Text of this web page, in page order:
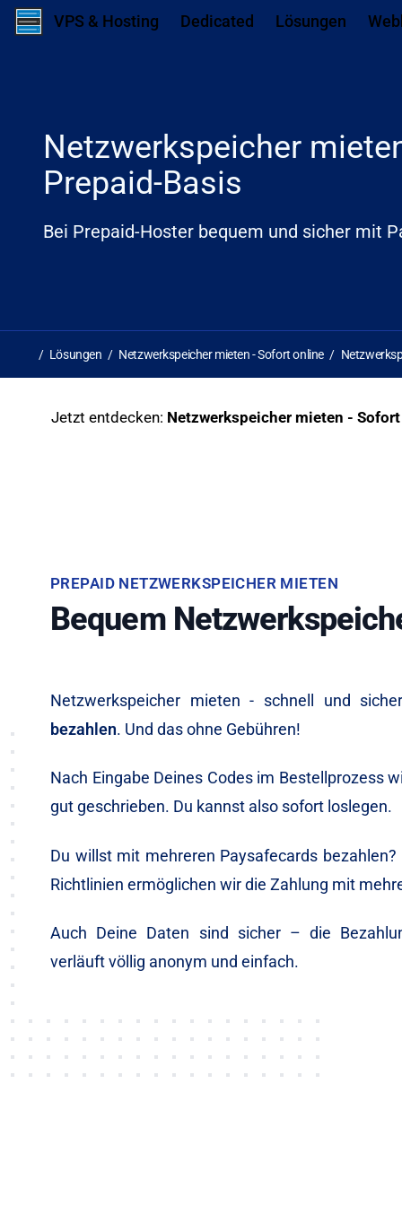
Zum Inhalt springen Zum ersten Navigationslink springen
VPS & Hosting Dedicated Lösungen
Netzwerkspeicher
Prepaid-Basis
Bei Prepaid-Hoster bequem und sicher mit
Lösungen Netzwerkspeicher mieten - Sofort online
Jetzt entdecken: Netzwerkspeicher mieten -
PREPAID NETZWERKSPEICHER MIETEN
Bequem
Netzwerkspeicher mieten - schnell und
bezahlen. Und das ohne Gebühren!
Nach Eingabe Deines Codes im Bestellprozess
gut geschrieben. Du kannst also sofort loslegen.
Du willst mit mehreren Paysafecards
Richtlinien ermöglichen wir die Zahlung mit
Auch Deine Daten sind sicher – die
verläuft völlig anonym und einfach.